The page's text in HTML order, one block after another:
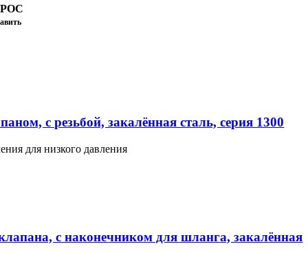
с резьбой, закалённая сталь, серия 1300
для низкого давления
с наконечником для шланга, закалённая